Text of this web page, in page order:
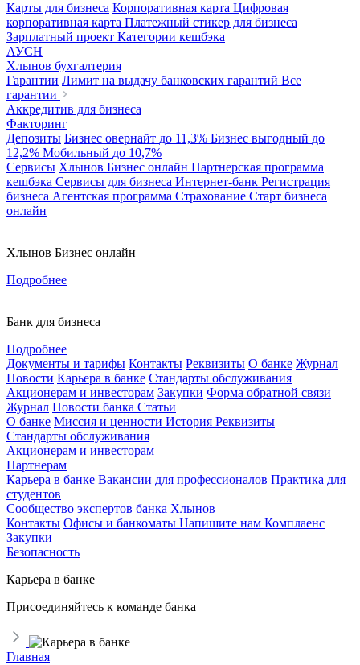
Карты для бизнеса Корпоративная карта Цифровая
корпоративная карта Платежный стикер для бизнеса
Зарплатный проект Категории кешбэка
АУСН
Хлынов бухгалтерия
Гарантии Лимит на выдачу банковских гарантий Все
гарантии
Аккредитив для бизнеса
Факторинг
Депозиты Бизнес овернайт до 11,3% Бизнес выгодный до
12,2% Мобильный до 10,7%
Сервисы Хлынов Бизнес онлайн Партнерская программа
кешбэка Сервисы для бизнеса Интернет-банк Регистрация
бизнеса Агентская программа Страхование Старт бизнеса
онлайн
Хлынов Бизнес онлайн
Подробнее
Банк для бизнеса
Подробнее
Документы и тарифы Контакты Реквизиты О банке Журнал
Новости Карьера в банке Стандарты обслуживания
Акционерам и инвесторам Закупки Форма обратной связи
Журнал Новости банка Статьи
О банке Миссия и ценности История Реквизиты
Стандарты обслуживания
Акционерам и инвесторам
Партнерам
Карьера в банке Вакансии для профессионалов Практика для
студентов
Сообщество экспертов банка Хлынов
Контакты Офисы и банкоматы Напишите нам Комплаенс
Закупки
Безопасность
Карьера в банке
Присоединяйтесь к команде банка
Главная